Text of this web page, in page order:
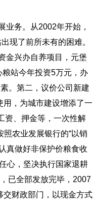
务。从2002年开始，
现了前所未有的困难。
金兴办自养项目，元堡
站今年投资5万元，办
。第二，议价公司新建
，为城市建设增添了一
资、押金等，一次性解
农业发展银行的“以销
真做好非保护价粮食收
心，坚决执行国家退耕
已全部发放完毕，2007
交财政部门，以现金方式